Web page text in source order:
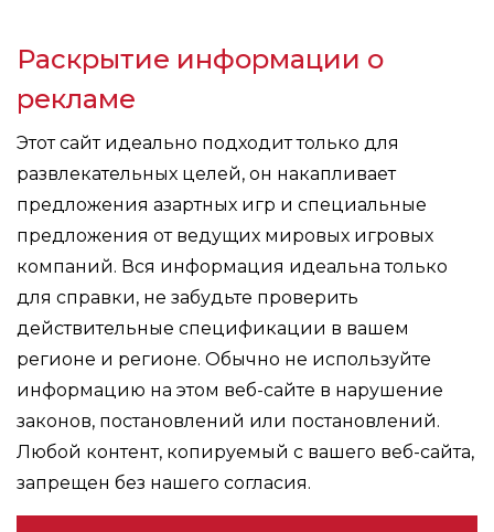
Раскрытие информации о
рекламе
Этот сайт идеально подходит только для
развлекательных целей, он накапливает
предложения азартных игр и специальные
предложения от ведущих мировых игровых
компаний. Вся информация идеальна только
для справки, не забудьте проверить
действительные спецификации в вашем
регионе и регионе. Обычно не используйте
информацию на этом веб-сайте в нарушение
законов, постановлений или постановлений.
Любой контент, копируемый с вашего веб-сайта,
запрещен без нашего согласия.